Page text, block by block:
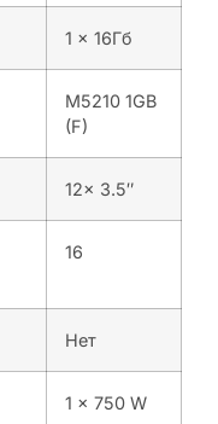
1 x 16Гб
M5210 1GB
(F)
12x 3.5″
16
Нет
1 x 750 W